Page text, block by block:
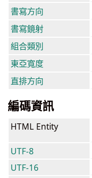
書寫方向
書寫鏡射
組合類別
東亞寬度
直排方向
編碼資訊
HTML Entity
UTF-8
UTF-16